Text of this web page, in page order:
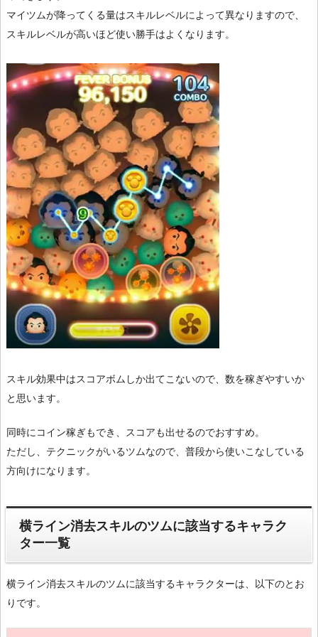
マイツムが降ってくる量はスキルレベルによって異なりますので、
スキルレベルが高いほど使い勝手はよくなります。
スキル効果中はスコアボムしか出てこないので、数を稼ぎやすいか
と思います。
同時にコイン稼ぎもでき、スコアも出せるのでおすすめ。
ただし、テクニックがいるツムなので、普段から使いこなしている
方向けになります。
横ライン消去スキルのツムに該当するキャラク
ター一覧
横ライン消去スキルのツムに該当するキャラクターは、以下のとお
りです。